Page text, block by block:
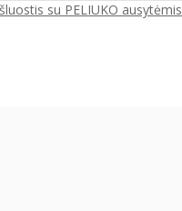
su PELIUKO ausytėmis